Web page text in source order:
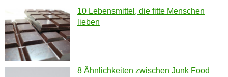
10 Lebensmittel, die fitte Menschen
lieben
8 Ähnlichkeiten zwischen Junk Food